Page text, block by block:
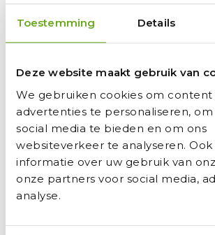
Toestemming Details
Deze website maakt gebruik van
We gebruiken cookies om content
advertenties te personaliseren,
social media te bieden en om ons
websiteverkeer te analyseren.
informatie over uw gebruik van
onze partners voor social media,
analyse.
doelen van Avyna zijn AIB
deze kleine variant hebben wij ook een
staaldikte hiervann is maar liefst 1,9
binnen- en buitenzijde gegalvaniseerd.
oerdegelijk en volledig
voetbaldoelen staan garant voor
speelplezier!